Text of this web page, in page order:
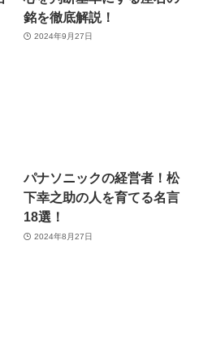
銘を徹底解説！
2024年9月27日
パナソニックの経営者！松
下幸之助の人を育てる名言
18選！
2024年8月27日